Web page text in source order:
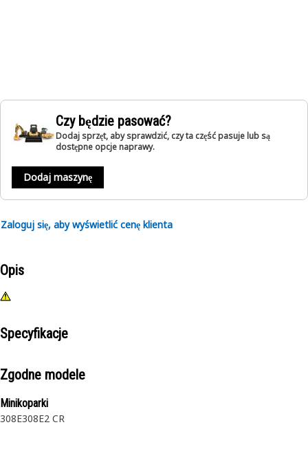
Czy będzie pasować?
Dodaj sprzęt, aby sprawdzić, czy ta część pasuje lub są
dostępne opcje naprawy.
Dodaj maszynę
Zaloguj się, aby wyświetlić cenę klienta
Opis
Specyfikacje
Zgodne modele
Minikoparki
308E308E2 CR